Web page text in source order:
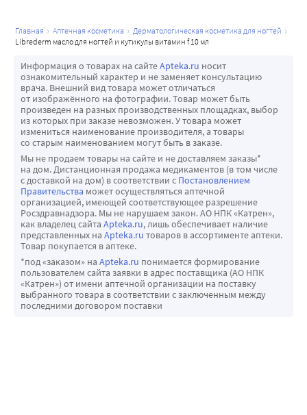
главная аптечная косметика
дерматологическая косметика для ногтей
librederm масло для ногтей и кутикулы витамин f 10 мл
Информация о товарах на сайтеApteka.ru носит
ознакомительный характер и не заменяет консультацию
врача. Внешний вид товара может отличаться
от изображённого на фотографии. Товар может быть
произведен на разных производственных площадках, выбор
из которых при заказе невозможен. У товара может
измениться наименование производителя, а товары
со старым наименованием могут быть в заказе.
Мы не продаем товары на сайте и не доставляем заказы*
на дом. Дистанционная продажа медикаментов (в том числе
с доставкой на дом) в соответствии с Постановлением
Правительства может осуществляться аптечной
организацией, имеющей соответствующее разрешение
Росздравнадзора. Мы не нарушаем закон. АО НПК «Катрен»,
как владелец сайта Apteka.ru, лишь обеспечивает наличие
представленных на Apteka.ru товаров в ассортименте аптеки.
Товар покупается в аптеке.
*под «заказом» на Apteka.ru понимается формирование
пользователем сайта заявки в адрес поставщика (АО НПК
«Катрен») от имени аптечной организации на поставку
выбранного товара в соответствии с заключенным между
последними договором поставки